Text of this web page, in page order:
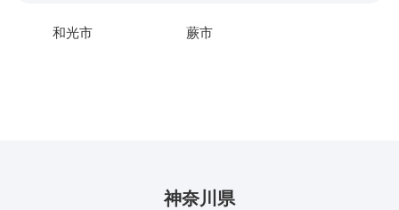
和光市 蕨市
神奈川県